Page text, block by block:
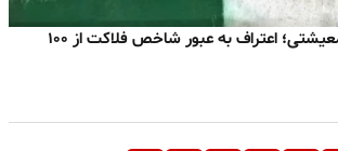
هشدار درباره انفجار معیشتی؛ اعتراف به عبور شاخص فلاکت از ۱۰۰